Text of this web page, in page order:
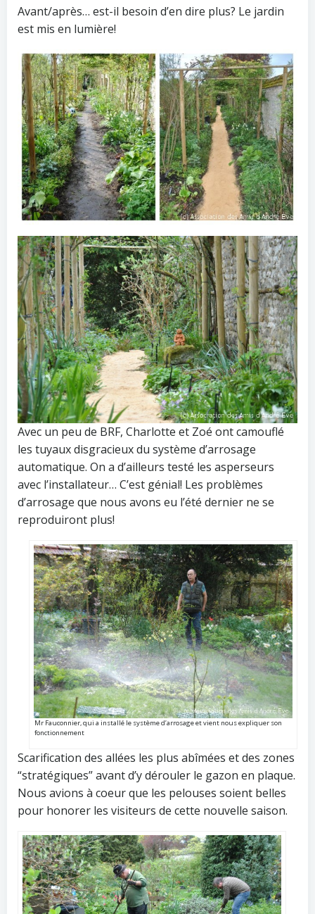
Avant/après… est-il besoin d’en dire plus? Le jardin
est mis en lumière!
Avec un peu de BRF, Charlotte et Zoé ont camouflé
les tuyaux disgracieux du système d’arrosage
automatique. On a d’ailleurs testé les asperseurs
avec l’installateur… C’est génial! Les problèmes
d’arrosage que nous avons eu l’été dernier ne se
reproduiront plus!
Mr Fauconnier, qui a installé le système d’arrosage et vient nous expliquer son
fonctionnement
Scarification des allées les plus abîmées et des zones
“stratégiques” avant d’y dérouler le gazon en plaque.
Nous avions à coeur que les pelouses soient belles
pour honorer les visiteurs de cette nouvelle saison.